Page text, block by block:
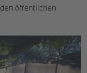
öffentlichen